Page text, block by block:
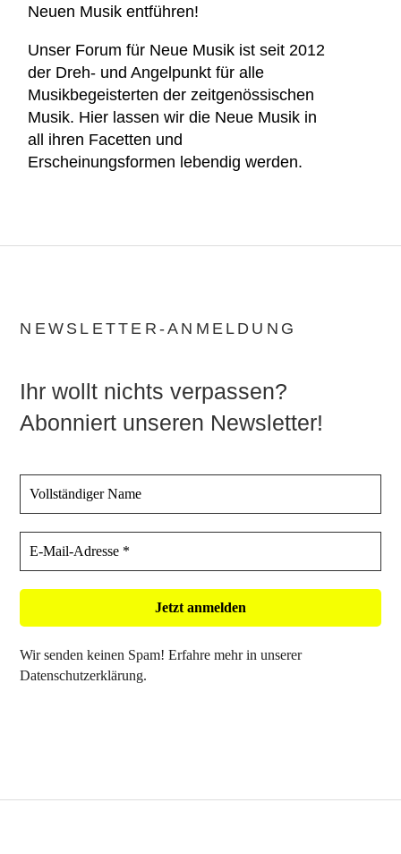
Neuen Musik entführen!
Unser Forum für Neue Musik ist seit 2012
der Dreh- und Angelpunkt für alle
Musikbegeisterten der zeitgenössischen
Musik. Hier lassen wir die Neue Musik in
all ihren Facetten und
Erscheinungsformen lebendig werden.
NEWSLETTER-ANMELDUNG
Ihr wollt nichts verpassen?
Abonniert unseren Newsletter!
Wir senden keinen Spam! Erfahre mehr in unserer
Datenschutzerklärung.